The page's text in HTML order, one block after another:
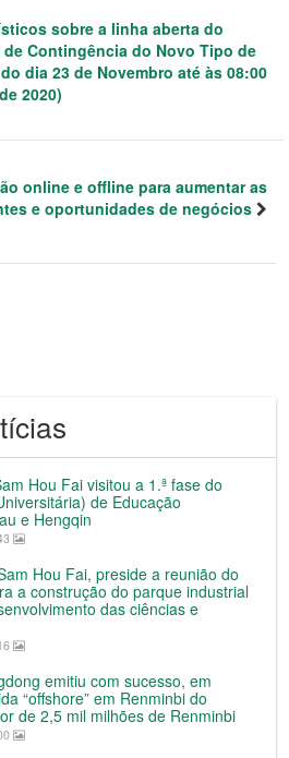
sobre a linha aberta do
Contingência do Novo Tipo de
dia 23 de Novembro até às 08:00
2020)
online e offline para aumentar as
e oportunidades de negócios
Hou Fai visitou a 1.ª fase do
de Educação
e Hengqin
Hou Fai, preside a reunião do
a construção do parque industrial
das ciências e
emitiu com sucesso, em
“offshore” em Renminbi do
de 2,5 mil milhões de Renminbi